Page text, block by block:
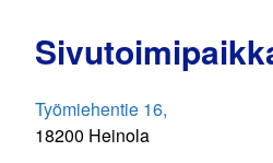
Työmiehentie 16,
18200 Heinola